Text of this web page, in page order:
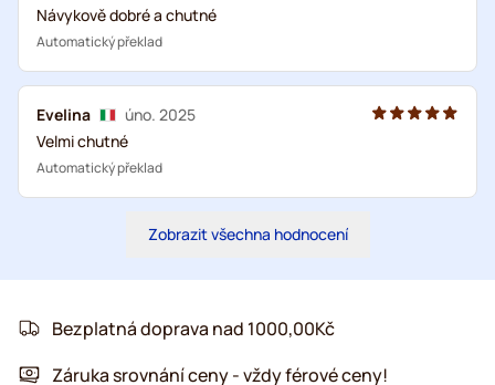
Návykově dobré a chutné
Automatický překlad
Evelina
úno. 2025
Velmi chutné
Automatický překlad
Zobrazit všechna hodnocení
Bezplatná doprava nad 1000,00Kč
Záruka srovnání ceny - vždy férové ceny!